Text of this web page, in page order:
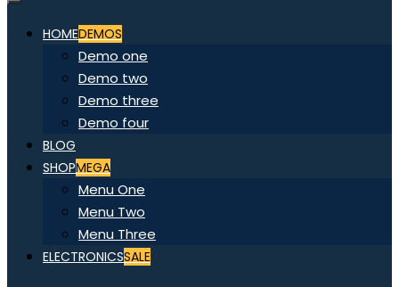
HOMEDEMOS
Demo one
Demo two
Demo three
Demo four
BLOG
SHOPMEGA
Menu One
Menu Two
Menu Three
ELECTRONICSSALE